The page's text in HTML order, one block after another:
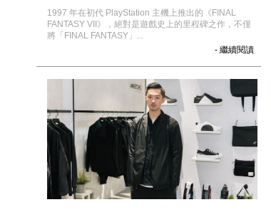
1997 年在初代 PlayStation 主機上推出的《FINAL
FANTASY VII》，絕對是遊戲史上的里程碑之作，不僅
將「FINAL FANTASY」...
- 繼續閱讀